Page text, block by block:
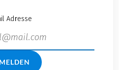
Adresse